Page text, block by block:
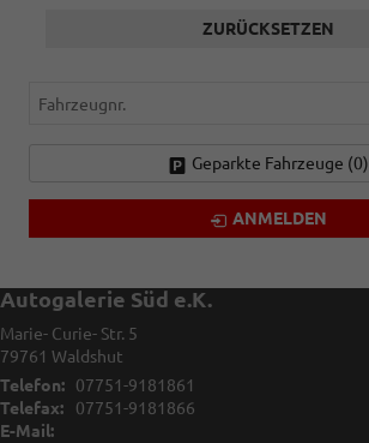
ZURÜCKSETZEN
Fahrzeugnr.
Geparkte Fahrzeuge (0)
ANMELDEN
Autogalerie Süd e.K.
Marie- Curie- Str. 5
79761 Waldshut
Telefon:
07751-9181861
Telefax:
07751-9181866
E-Mail: